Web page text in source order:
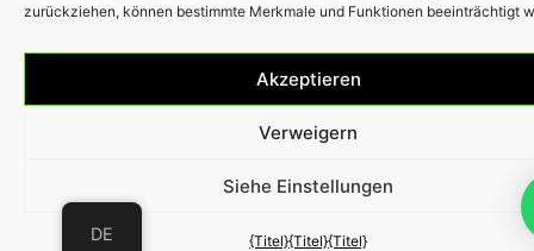
zurückziehen, können bestimmte Merkmale und Funktionen beeinträchtigt
Akzeptieren
Verweigern
Siehe Einstellungen
{Titel}{Titel}{Titel}
DE